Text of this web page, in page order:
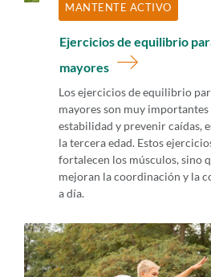
MANTENTE ACTIVO
Ejercicios de equilibrio
mayores
Los ejercicios de equilibrio
mayores son muy
estabilidad y prevenir caídas,
la tercera edad. Estos
fortalecen los músculos, sino
mejoran la coordinación y la
a día.